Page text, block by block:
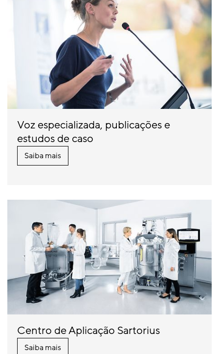
Voz especializada, publicações e
estudos de caso
Saiba mais
Centro de Aplicação Sartorius
Saiba mais